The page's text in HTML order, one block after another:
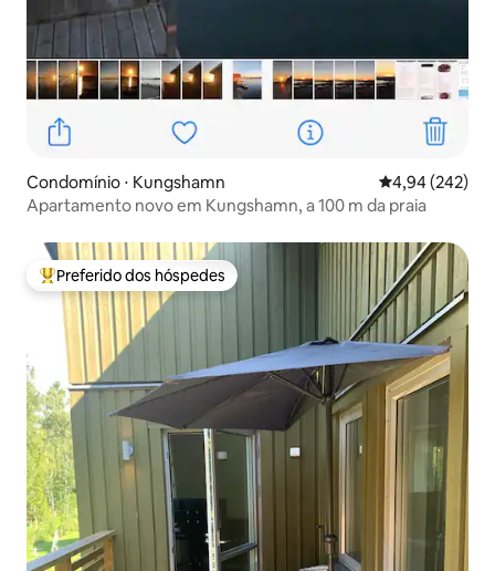
Condomínio ⋅ Kungshamn 4,94 de uma
4,94 (242)
Apartamento novo em Kungshamn, a 100 m da praia
Entre os melhores preferidos dos hóspedes
Preferido dos hóspedes